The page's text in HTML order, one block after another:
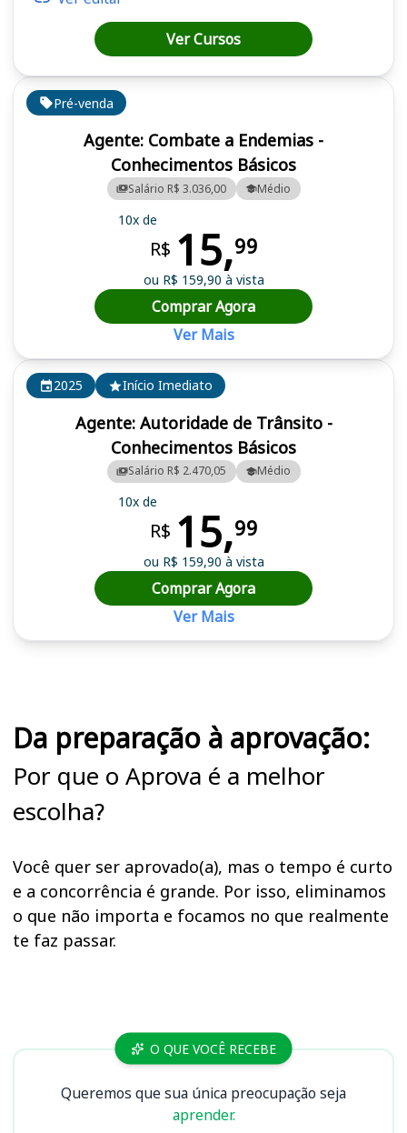
2025 Início Imediato
Agente: Autoridade de Trânsito -
Conhecimentos Básicos
Salário R$ 2.470,05 Médio
10x de
R$ 15,99
ou R$ 159,90 à vista
Comprar Agora
Ver Mais
Pré-venda
Agente: Combate a Endemias -
Conhecimentos Básicos
Salário R$ 3.036,00 Médio
10x de
R$ 15,99
ou R$ 159,90 à vista
Comprar Agora
Ver Mais
Ver Cursos
Da preparação à aprovação:
Por que o Aprova é a melhor
escolha?
Você quer ser aprovado(a), mas o tempo é curto
e a concorrência é grande. Por isso, eliminamos
o que não importa e focamos no que realmente
te faz passar.
Cursos O QUE VOCÊ RECEBE
Queremos que sua única preocupação seja
aprender.